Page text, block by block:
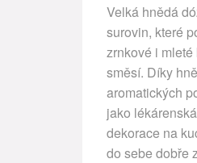
Velká hnědá
surovin, které
zrnkové i
směsí. Díky
aromatických
jako
dekorace na
do sebe dobře